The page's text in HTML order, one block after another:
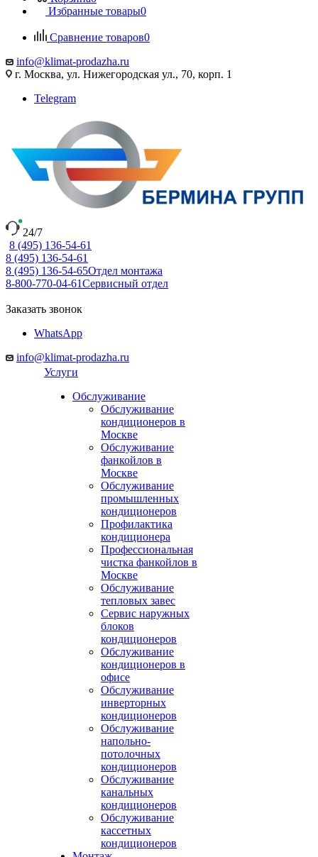
Избранные товары0
Сравнение товаров0
info@klimat-prodazha.ru
г. Москва, ул. Нижегородская ул., 70, корп. 1
Telegram
24/7
8 (495) 136-54-61
8 (495) 136-54-61
8 (495) 136-54-65Отдел монтажа
8-800-770-04-61Сервисный отдел
Заказать звонок
WhatsApp
info@klimat-prodazha.ru
Услуги
Обслуживание
Обслуживание
кондиционеров в
Москве
Обслуживание
фанкойлов в
Москве
Обслуживание
промышленных
кондиционеров
Профилактика
кондиционера
Профессиональная
чистка фанкойлов в
Москве
Обслуживание
тепловых завес
Сервис наружных
блоков
кондиционеров
Обслуживание
кондиционеров в
офисе
Обслуживание
инверторных
кондиционеров
Обслуживание
напольно-
потолочных
кондиционеров
Обслуживание
канальных
кондиционеров
Обслуживание
кассетных
кондиционеров